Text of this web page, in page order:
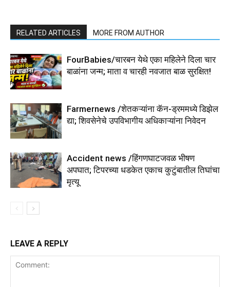
RELATED ARTICLES MORE FROM AUTHOR
FourBabies/चारबन येथे एका महिलेने दिला चार
बाळांना जन्म; माता व चारही नवजात बाळ सुरक्षित!
Farmernews /शेतकऱ्यांना कॅन-ड्रममध्ये डिझेल
द्या; शिवसेनेचे उपविभागीय अधिकाऱ्यांना निवेदन
Accident news /हिंगणघाटजवळ भीषण
अपघात; टिपरच्या धडकेत एकाच कुटुंबातील तिघांचा
मृत्यू
LEAVE A REPLY